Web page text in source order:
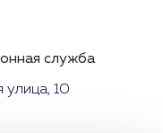
служба
улица, 10